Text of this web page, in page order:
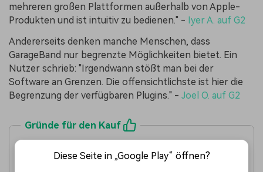
mehreren großen Plattformen außerhalb von Apple-
Produkten und ist intuitiv zu bedienen." - Iyer A. auf G2
Andererseits denken manche Menschen, dass
GarageBand nur begrenzte Möglichkeiten bietet. Ein
Nutzer schrieb: "Irgendwann stößt man bei der
Software an Grenzen. Die offensichtlichste ist hier die
Begrenzung der verfügbaren Plugins." - Joel O. auf G2
Gründe für den Kauf
Instrumenten.
Diese Seite in „Google Play“ öffnen?